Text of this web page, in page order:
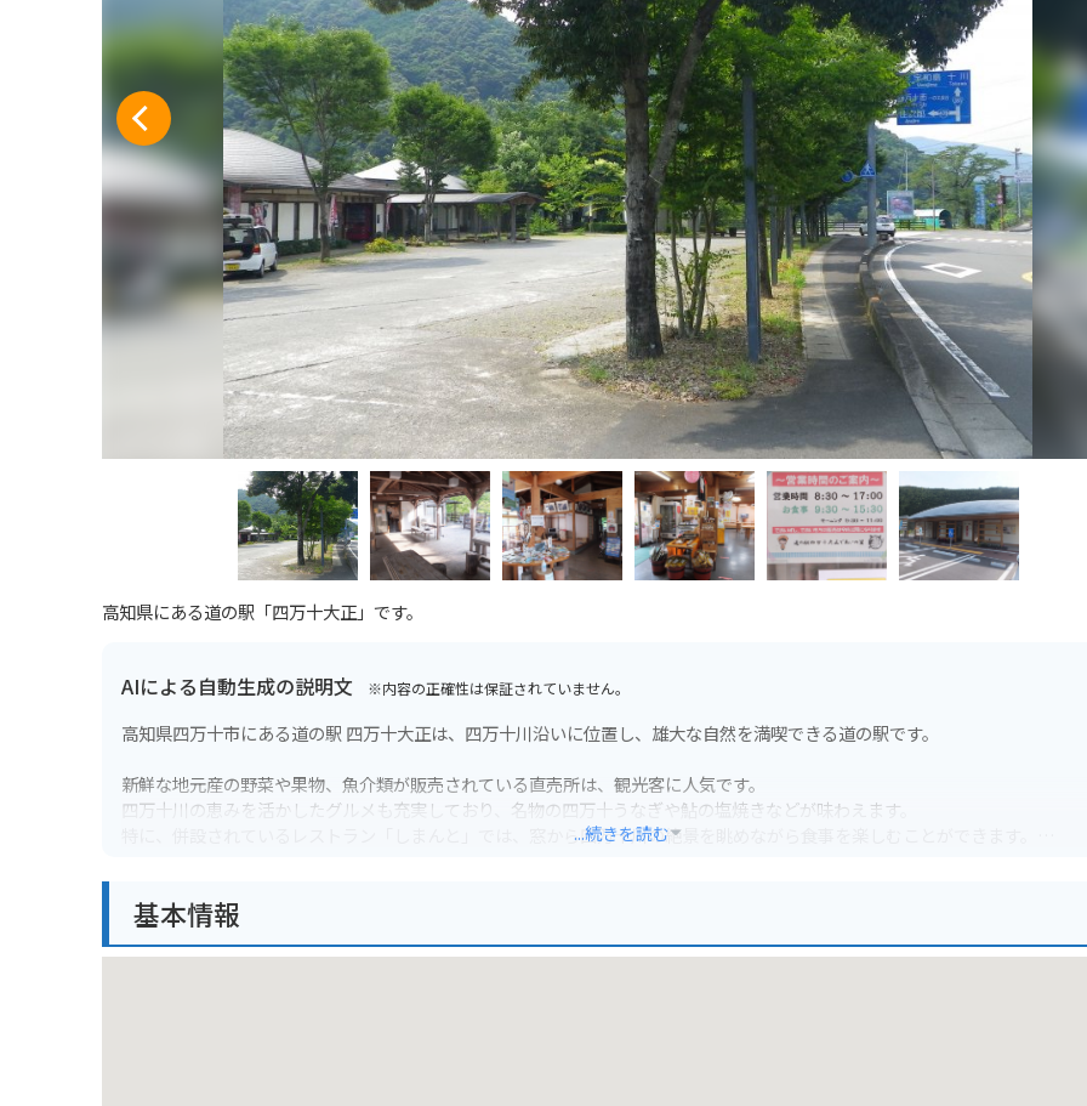
高知県にある道の駅「四万十大正」です。
AIによる自動生成の説明文 ※内容の正確性は保証されていません。
高知県四万十市にある道の駅 四万十大正は、四万十川沿いに位置し、雄大な自然を満喫できる道の駅です。
新鮮な地元産の野菜や果物、魚介類が販売されている直売所は、観光客に人気です。
四万十川の恵みを活かしたグルメも充実しており、名物の四万十うなぎや鮎の塩焼きなどが味わえます。
特に、併設されているレストラン「しまんと」では、窓から四万十川の絶景を眺めながら食事を楽しむことができます。
広々とした駐車場があり、バイクラックも完備されているので、安心してバイクを停めることができます。
...続きを読む
基本情報